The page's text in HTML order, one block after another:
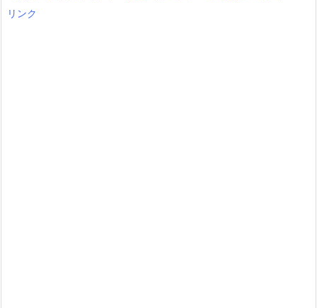
リンク